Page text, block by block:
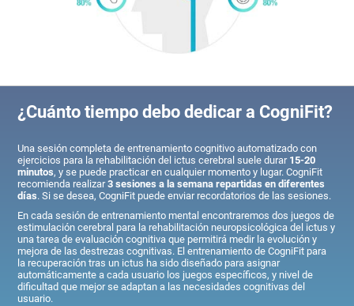
¿Cuánto tiempo debo dedicar a CogniFit?
Una sesión completa de entrenamiento cognitivo automatizado con
ejercicios para la rehabilitación del ictus cerebral suele durar 15-20
minutos, y se puede practicar en cualquier momento y lugar. CogniFit
recomienda realizar3 sesiones a la semana repartidas en diferentes
días. Si se desea, CogniFit puede enviar recordatorios de las sesiones.
En cada sesión de entrenamiento mental encontraremos dos juegos de
estimulación cerebral para la rehabilitación neuropsicológica del ictus y
una tarea de evaluación cognitiva que permitirá medir la evolución y
mejora de las destrezas cognitivas. El entrenamiento de CogniFit para
la recuperación tras un ictus ha sido diseñado para asignar
automáticamente a cada usuario los juegos específicos, y nivel de
dificultad que mejor se adaptan a las necesidades cognitivas del
usuario.